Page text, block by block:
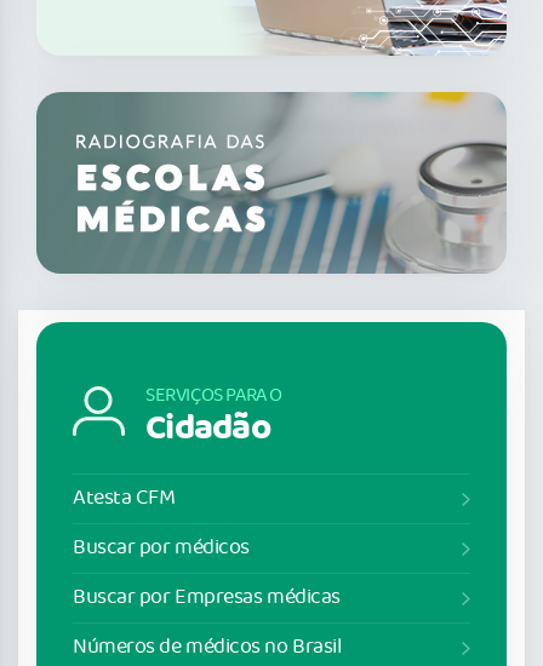
SERVIÇOS PARA O
Cidadão
Atesta CFM
Buscar por médicos
Buscar por Empresas médicas
Números de médicos no Brasil